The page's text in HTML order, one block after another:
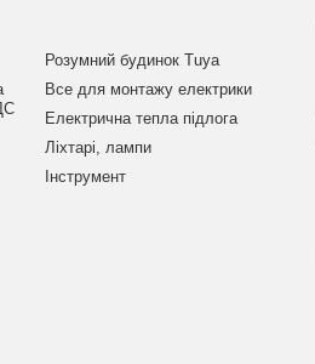
Розумний будинок Tuya
Все для монтажу електрики
Електрична тепла підлога
Ліхтарі, лампи
Інструмент